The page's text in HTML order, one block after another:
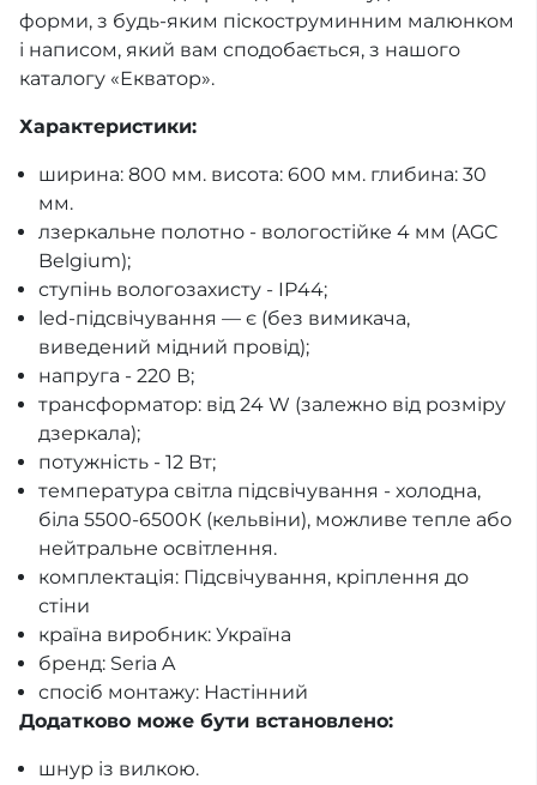
форми, з будь-яким піскоструминним малюнком
і написом, який вам сподобається, з нашого
каталогу «Екватор».
Характеристики:
ширина: 800 мм. висота: 600 мм. глибина: 30
мм.
лзеркальне полотно - вологостійке 4 мм (AGC
Belgium);
ступінь вологозахисту - IP44;
led-підсвічування — є (без вимикача,
виведений мідний провід);
напруга - 220 В;
трансформатор: від 24 W (залежно від розміру
дзеркала);
потужність - 12 Вт;
температура світла підсвічування - холодна,
біла 5500-6500К (кельвіни), можливе тепле або
нейтральне освітлення.
комплектація: Підсвічування, кріплення до
стіни
країна виробник: Україна
бренд: Seria A
спосіб монтажу: Настінний
Додатково може бути встановлено:
шнур із вилкою.